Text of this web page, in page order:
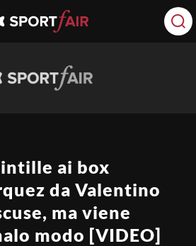
ai box
da Valentino
ma viene
modo [VIDEO]